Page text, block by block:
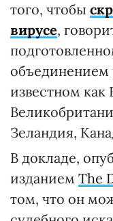
того, чтобы
вирусе,
объединением
известном
Зеландия,
В докладе,
изданием The
том, что он